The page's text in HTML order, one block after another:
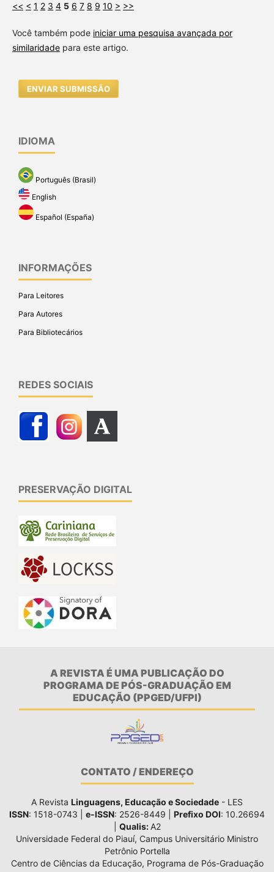
<< < 1 2 3 4 5 6 7 8 9 10 > >>
Você também pode iniciar uma pesquisa avançada por
similaridadepara este artigo.
ENVIAR SUBMISSÃO
IDIOMA
Português (Brasil)
English
Español (España)
INFORMAÇÕES
Para Leitores
Para Autores
Para Bibliotecários
REDES SOCIAIS
PRESERVAÇÃO DIGITAL
A REVISTA É UMA PUBLICAÇÃO DO
PROGRAMA DE PÓS-GRADUAÇÃO EM
EDUCAÇÃO (PPGED/UFPI)
CONTATO / ENDEREÇO
A Revista Linguagens, Educação e Sociedade - LES
ISSN: 1518-0743 | e-ISSN: 2526-8449 | Prefixo DOI: 10.26694
Qualis: A2
Universidade Federal do Piauí, Campus Universitário Ministro
Petrônio Portella
Centro de Ciências da Educação, Programa de Pós-Graduação